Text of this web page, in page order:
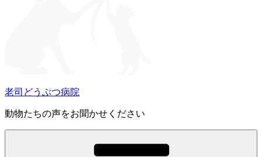
老司どうぶつ病院
動物たちの声をお聞かせください